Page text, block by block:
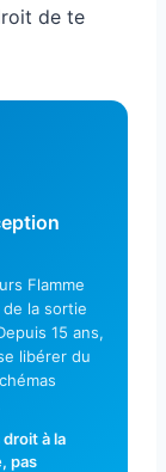
de te
Flamme
la sortie
15 ans,
libérer du
droit à la
pas